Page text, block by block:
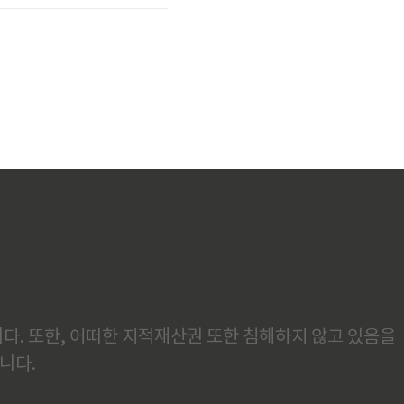
. 또한, 어떠한 지적재산권 또한 침해하지 않고 있음을
다.